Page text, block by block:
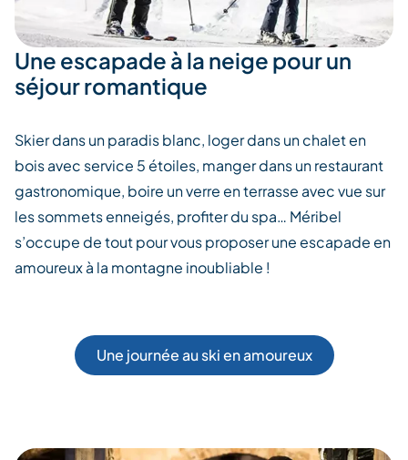
Une escapade à la neige pour un
séjour romantique
Skier dans un paradis blanc, loger dans un chalet en
bois avec service 5 étoiles, manger dans un restaurant
gastronomique, boire un verre en terrasse avec vue sur
les sommets enneigés, profiter du spa… Méribel
s’occupe de tout pour vous proposer une escapade en
amoureux à la montagne inoubliable !
Une journée au ski en amoureux